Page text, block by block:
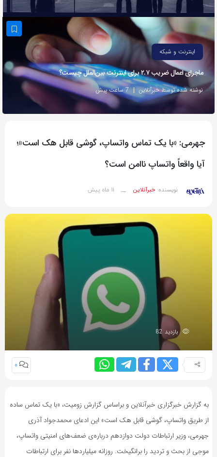
به
اشتراک
بگذارید.
کپی
لینک
اینترنت و شبکه
ماجرای اعمال ضریب ۲.۷ برای اینترنت بین‌الملل چیست؟
نوشته شده توسط خبرآنلاین 7 ساعت پیش
جهرمی: «با یک تماس واتساپ، گوشی قابل هک است»؛
آیا واقعاً واتساپ ناامن است؟
نویسنده:خبرآنلاین __ 11 ماه پیش
بازدید 82
0
به گزارش خبرگزاری خبرآنلاین و براساس گزارش زومیت، «با یک تماس ساده
از طریق واتساپ، گوشی قابل هک است» این ادعای محمدجواد آذری
جهرمی، وزیر ارتباطات دولت دوازدهم درباره‌ی ضعف‌های امنیتی واتساپ،
موجی از بحث و تردید را برانگیخت. روزانه میلیاردها نفر برای ارتباطات